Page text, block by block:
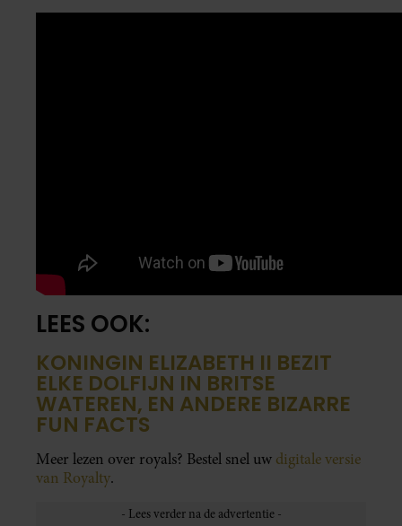
LEES OOK:
KONINGIN ELIZABETH II BEZIT
ELKE DOLFIJN IN BRITSE
WATEREN, EN ANDERE BIZARRE
FUN FACTS
Meer lezen over royals? Bestel snel uw digitale versie
van Royalty.